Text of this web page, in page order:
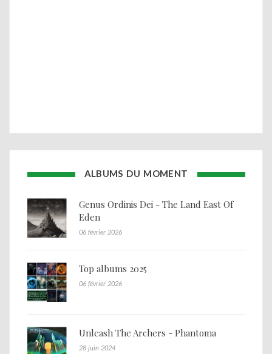
ALBUMS DU MOMENT
Genus Ordinis Dei - The Land East Of
Eden
06 février 2026
Top albums 2025
06 février 2026
Unleash The Archers - Phantoma
28 juin 2024